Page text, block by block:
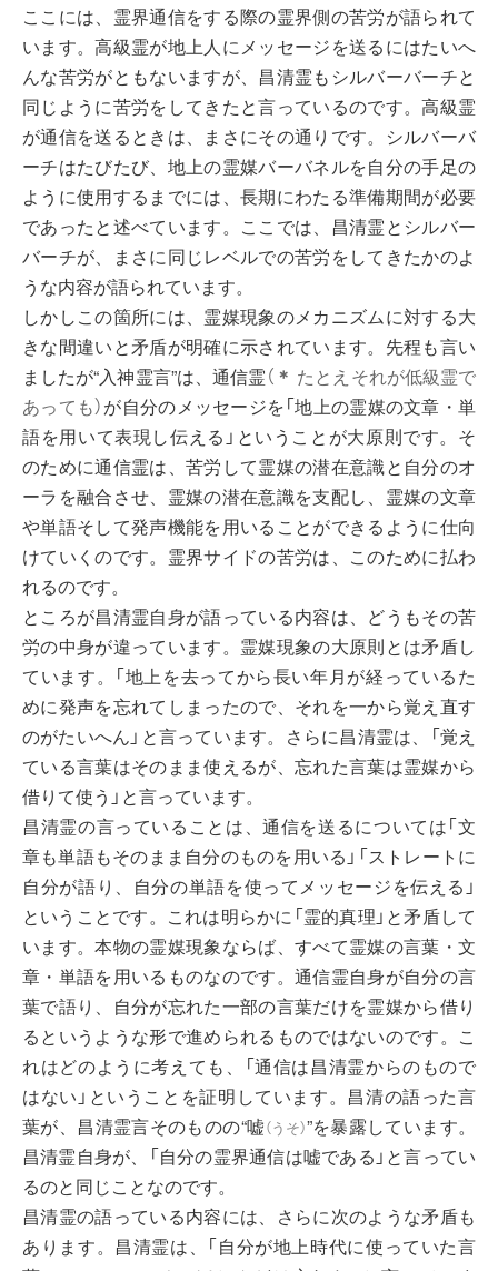
ここには、霊界通信をする際の霊界側の苦労が語られて
います。高級霊が地上人にメッセージを送るにはたいへ
んな苦労がともないますが、昌清霊もシルバーバーチと
同じように苦労をしてきたと言っているのです。高級霊
が通信を送るときは、まさにその通りです。シルバーバ
ーチはたびたび、地上の霊媒バーバネルを自分の手足の
ように使用するまでには、長期にわたる準備期間が必要
であったと述べています。ここでは、昌清霊とシルバー
バーチが、まさに同じレベルでの苦労をしてきたかのよ
うな内容が語られています。
しかしこの箇所には、霊媒現象のメカニズムに対する大
きな間違いと矛盾が明確に示されています。先程も言い
ましたが“入神霊言”は、通信霊（ ＊ たとえそれが低級霊で
あっても）が自分のメッセージを「地上の霊媒の文章・単
語を用いて表現し伝える」ということが大原則です。そ
のために通信霊は、苦労して霊媒の潜在意識と自分のオ
ーラを融合させ、霊媒の潜在意識を支配し、霊媒の文章
や単語そして発声機能を用いることができるように仕向
けていくのです。霊界サイドの苦労は、このために払わ
れるのです。
ところが昌清霊自身が語っている内容は、どうもその苦
労の中身が違っています。霊媒現象の大原則とは矛盾し
ています。「地上を去ってから長い年月が経っているた
めに発声を忘れてしまったので、それを一から覚え直す
のがたいへん」と言っています。さらに昌清霊は、「覚え
ている言葉はそのまま使えるが、忘れた言葉は霊媒から
借りて使う」と言っています。
昌清霊の言っていることは、通信を送るについては「文
章も単語もそのまま自分のものを用いる」「ストレートに
自分が語り、自分の単語を使ってメッセージを伝える」
ということです。これは明らかに「霊的真理」と矛盾して
います。本物の霊媒現象ならば、すべて霊媒の言葉・文
章・単語を用いるものなのです。通信霊自身が自分の言
葉で語り、自分が忘れた一部の言葉だけを霊媒から借り
るというような形で進められるものではないのです。こ
れはどのように考えても、「通信は昌清霊からのもので
はない」ということを証明しています。昌清の語った言
葉が、昌清霊言そのものの“嘘（うそ）”を暴露しています。
昌清霊自身が、「自分の霊界通信は嘘である」と言ってい
るのと同じことなのです。
昌清霊の語っている内容には、さらに次のような矛盾も
あります。昌清霊は、「自分が地上時代に使っていた言